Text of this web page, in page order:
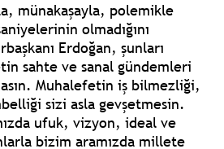
münakaşayla, polemikle
olmadığını
Erdoğan, şunları
sahte ve sanal gündemleri
Muhalefetin iş bilmezliği,
sizi asla gevşetmesin.
ufuk, vizyon, ideal ve
bizim aramızda millete